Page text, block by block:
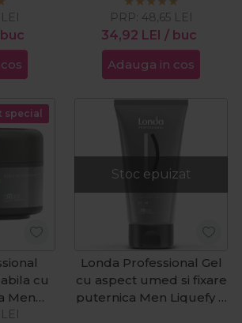
LEI
34,92 LEI / buc
PRP: 48,65 LEI
Adauga in cos
special
cu
Men
75ml
LEI
Stoc epuizat
Londa Professional Gel
cu aspect umed si fixare
puternica Men Liquefy It